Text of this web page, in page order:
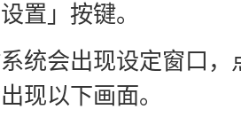
置」按键。
统会出现设定窗口
现以下画面。